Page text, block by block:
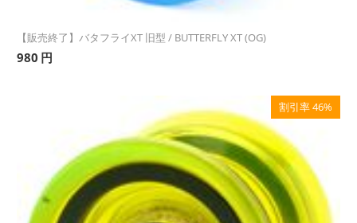
【販売終了】バタフライXT 旧型 / BUTTERFLY XT (OG)
980 円
割引率 46%